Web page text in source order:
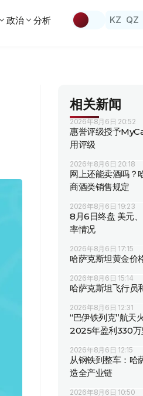
政治 分析 KZ QZ
相关新闻
2026年8月6日 20:52
惠誉评级授予
用评级
2026年8月6日 20:18
网上还能卖酒吗？
商酒类销售规定
2026年8月6日 19:23
8月6日终盘 美元
率情况
2026年8月6日 17:15
哈萨克斯坦黄金价
2026年8月6日 15:14
哈萨克斯坦飞行员
2026年8月6日 12:31
“巴伊铁列克”航天
2025年盈利330万
2026年8月6日 12:15
从钢铁到整车：哈
造全产业链
2026年8月6日 10:50